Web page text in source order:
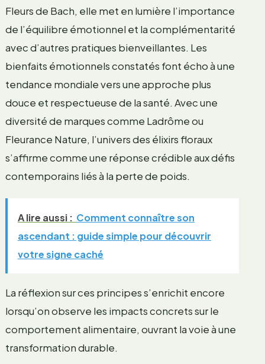
Fleurs de Bach, elle met en lumière l’importance
de l’équilibre émotionnel et la complémentarité
avec d’autres pratiques bienveillantes. Les
bienfaits émotionnels constatés font écho à une
tendance mondiale vers une approche plus
douce et respectueuse de la santé. Avec une
diversité de marques comme Ladrôme ou
Fleurance Nature, l’univers des élixirs floraux
s’affirme comme une réponse crédible aux défis
contemporains liés à la perte de poids.
A lire aussi : Comment connaître son
ascendant : guide simple pour découvrir
votre signe caché
La réflexion sur ces principes s’enrichit encore
lorsqu’on observe les impacts concrets sur le
comportement alimentaire, ouvrant la voie à une
transformation durable.